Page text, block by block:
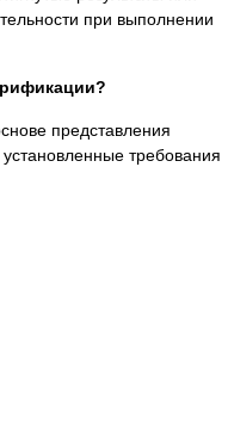
при выполнении
представления
установленные требования